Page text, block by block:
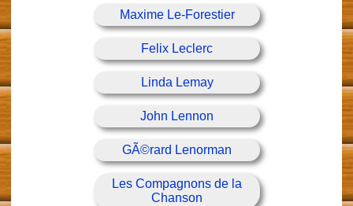
Maxime Le-Forestier
Felix Leclerc
Linda Lemay
John Lennon
GÃ©rard Lenorman
Les Compagnons de la
Chanson